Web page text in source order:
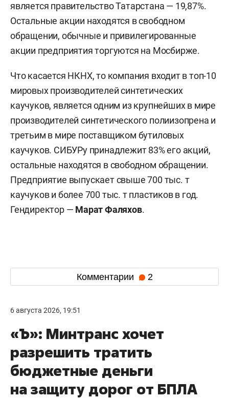
является правительство Татарстана — 19,87%.
Остальные акции находятся в свободном
обращении, обычные и привилегированные
акции предприятия торгуются на Мосбирже.
Что касается НКНХ, то компания входит в топ-10
мировых производителей синтетических
каучуков, является одним из крупнейших в мире
производителей синтетического полиизопрена и
третьим в мире поставщиком бутиловых
каучуков. СИБУРу принадлежит 83% его акций,
остальные находятся в свободном обращении.
Предприятие выпускает свыше 700 тыс. т
каучуков и более 700 тыс. т пластиков в год.
Гендиректор — Марат Фаляхов.
Комментарии 2
6 августа 2026, 19:51
«Ъ»: Минтранс хочет
разрешить тратить
бюджетные деньги
на защиту дорог от БПЛА